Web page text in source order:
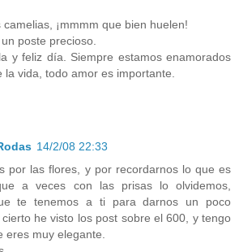
¡mmmm que bien huelen!
poste precioso.
y feliz día. Siempre estamos enamorados
la vida, todo amor es importante.
14/2/08 22:33
por las flores, y por recordarnos lo que es
a veces con las prisas lo olvidemos,
te tenemos a ti para darnos un poco
he visto los post sobre el 600, y tengo
eres muy elegante.